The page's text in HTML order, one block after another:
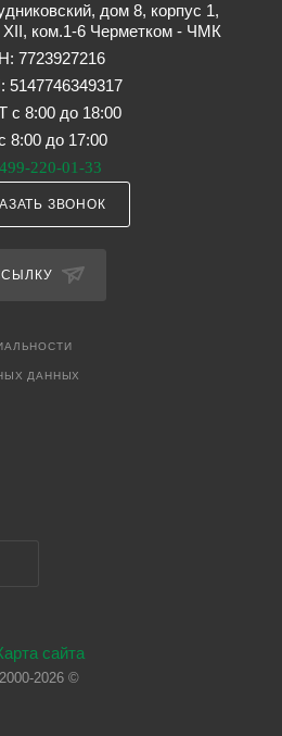
дом 8, корпус 1,
ком.1-6 Черметком - ЧМК
7723927216
с 8:00 до 18:00
8:00 до 17:00
220-01-33
ЗВОНОК
ДАННЫХ
сайта
2000-2026 ©